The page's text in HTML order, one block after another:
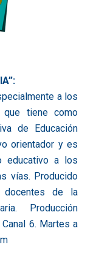
a los
que tiene como
de Educación
orientador y es
educativo a los
vías. Producido
docentes de la
Producción
6. Martes a